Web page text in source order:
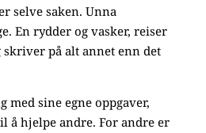
selve saken. Unna
En rydder og vasker, reiser
skriver på alt annet enn det
med sine egne oppgaver,
hjelpe andre. For andre er